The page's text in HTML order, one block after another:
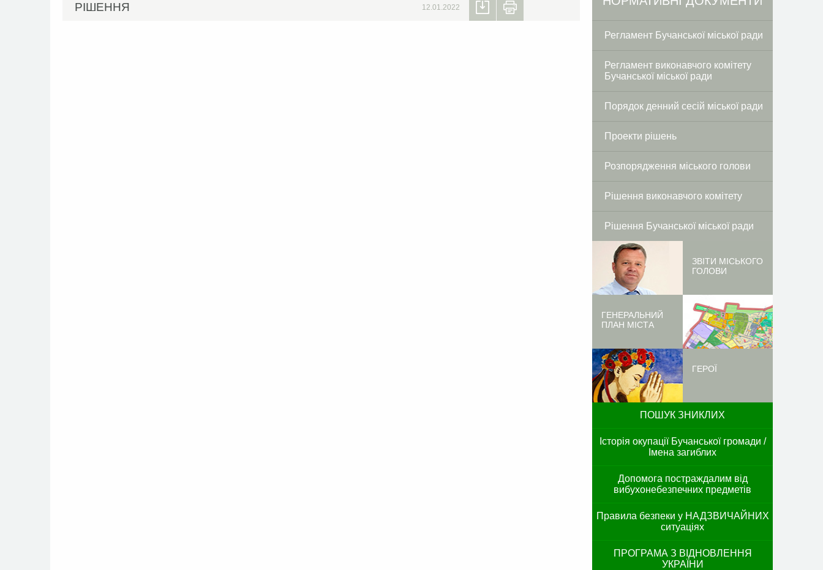
РІШЕННЯ 12.01.2022
Регламент Бучанської міської ради
Регламент виконавчого комітету
Бучанської міської ради
Порядок денний сесій міської ради
Проекти рішень
Розпорядження міського голови
Рішення виконавчого комітету
Рішення Бучанської міської ради
ЗВІТИ МІСЬКОГО
ГОЛОВИ
ГЕНЕРАЛЬНИЙ
ПЛАН МІСТА
ГЕРОЇ
ПОШУК ЗНИКЛИХ
Історія окупації Бучанської громади /
Імена загиблих
Допомога постраждалим від
вибухонебезпечних предметів
Правила безпеки у НАДЗВИЧАЙНИХ
ситуаціях
ПРОГРАМА З ВІДНОВЛЕННЯ
УКРАЇНИ